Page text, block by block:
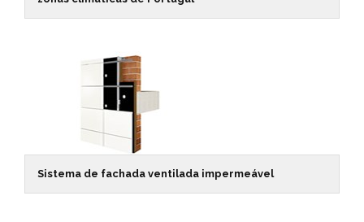
Sistema de fachada ventilada impermeável